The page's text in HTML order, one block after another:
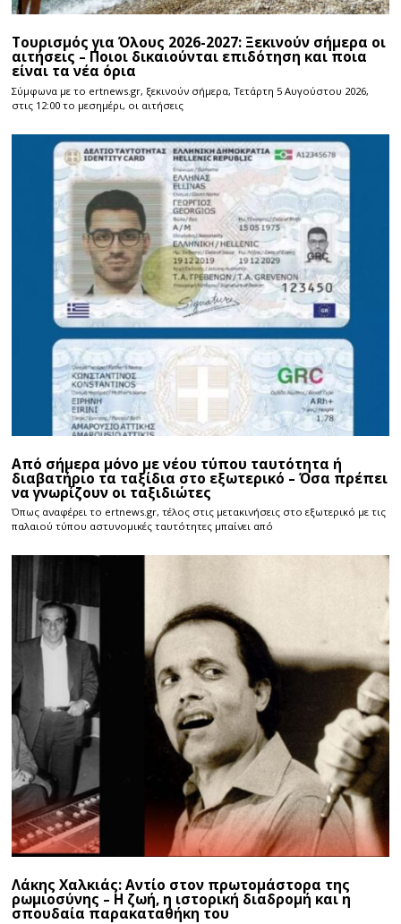
Τουρισμός για Όλους 2026-2027: Ξεκινούν σήμερα οι
αιτήσεις – Ποιοι δικαιούνται επιδότηση και ποια
είναι τα νέα όρια
Σύμφωνα με το ertnews.gr, ξεκινούν σήμερα, Τετάρτη 5 Αυγούστου 2026,
στις 12:00 το μεσημέρι, οι αιτήσεις
Από σήμερα μόνο με νέου τύπου ταυτότητα ή
διαβατήριο τα ταξίδια στο εξωτερικό – Όσα πρέπει
να γνωρίζουν οι ταξιδιώτες
Όπως αναφέρει το ertnews.gr, τέλος στις μετακινήσεις στο εξωτερικό με τις
παλαιού τύπου αστυνομικές ταυτότητες μπαίνει από
Λάκης Χαλκιάς: Αντίο στον πρωτομάστορα της
ρωμιοσύνης – Η ζωή, η ιστορική διαδρομή και η
σπουδαία παρακαταθήκη του